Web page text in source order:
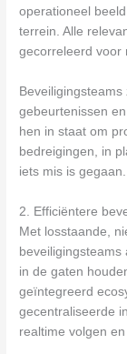
operationeel
terrein. Alle
gecorreleerd voor
gebeurtenissen
hen in staat om
bedreigingen, in
iets mis is gegaan.
2. Efficiëntere
Met losstaande,
in de gaten
geïntegreerd
gecentraliseerde
realtime volgen en